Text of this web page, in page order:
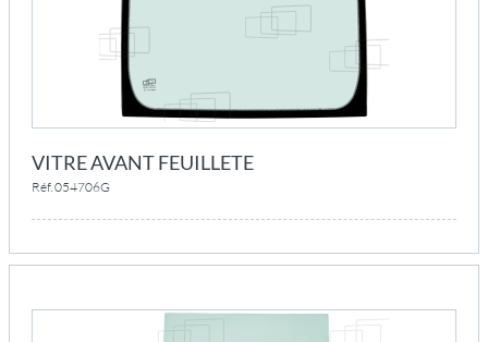
VITRE AVANT FEUILLETE
Réf. 054706G